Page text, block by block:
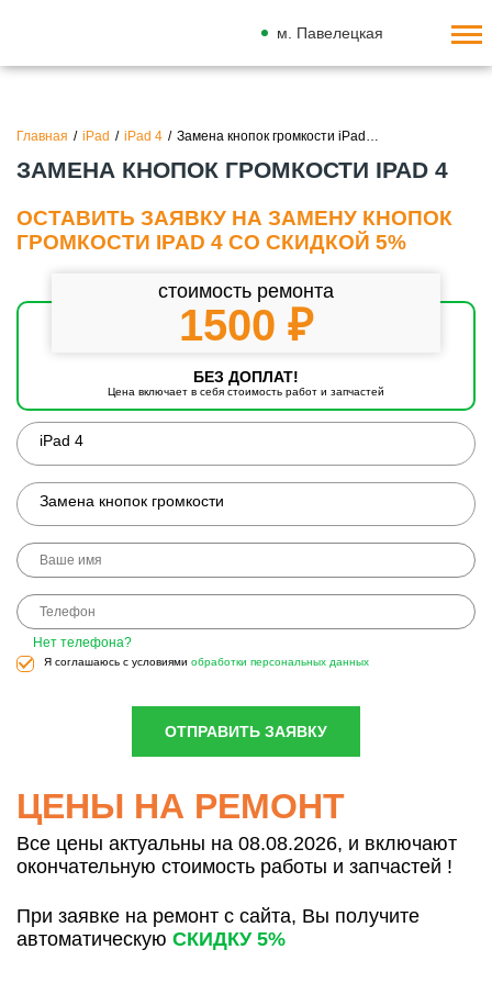
м. Павелецкая
Главная / iPad / iPad 4 / Замена кнопок громкости iPad…
ЗАМЕНА КНОПОК ГРОМКОСТИ IPAD 4
ОСТАВИТЬ ЗАЯВКУ НА ЗАМЕНУ КНОПОК
ГРОМКОСТИ IPAD 4 СО СКИДКОЙ 5%
iPad 4
Замена кнопок громкости
Нет телефона?
Я соглашаюсь с условиями обработки персональных данных
ОТПРАВИТЬ ЗАЯВКУ
стоимость ремонта
1500 ₽
БЕЗ ДОПЛАТ!
Цена включает в себя стоимость работ и запчастей
ЦЕНЫ НА РЕМОНТ
Все цены актуальны на 08.08.2026, и включают
окончательную стоимость работы и запчастей !
При заявке на ремонт с сайта, Вы получите
автоматическую СКИДКУ 5%